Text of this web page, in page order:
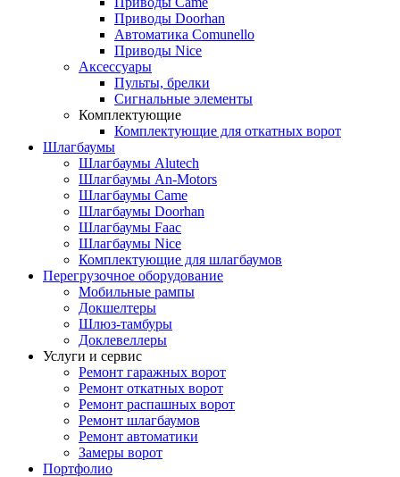
Приводы Doorhan
Автоматика Comunello
Приводы Nice
Аксессуары
Пульты, брелки
Сигнальные элементы
Комплектующие
Комплектующие для откатных ворот
Шлагбаумы
Шлагбаумы Alutech
Шлагбаумы An-Motors
Шлагбаумы Came
Шлагбаумы Doorhan
Шлагбаумы Faac
Шлагбаумы Nice
Комплектующие для шлагбаумов
Перегрузочное оборудование
Мобильные рампы
Докшелтеры
Шлюз-тамбуры
Доклевеллеры
Услуги и сервис
Ремонт гаражных ворот
Ремонт откатных ворот
Ремонт распашных ворот
Ремонт шлагбаумов
Ремонт автоматики
Замеры ворот
Портфолио